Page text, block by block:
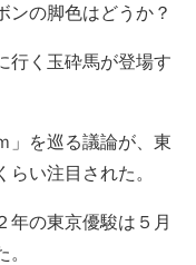
の脚色はどうか？
行く玉砕馬が登場す
」を巡る議論が、東
い注目された。
の東京優駿は５月
。